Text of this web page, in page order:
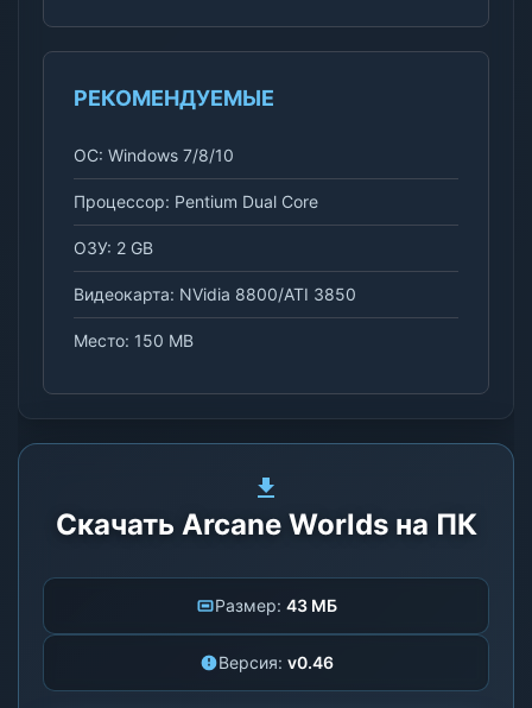
РЕКОМЕНДУЕМЫЕ
ОС: Windows 7/8/10
Процессор: Pentium Dual Core
ОЗУ: 2 GB
Видеокарта: NVidia 8800/ATI 3850
Место: 150 MB
Скачать Arcane Worlds на ПК
Размер: 43 МБ
Версия: v0.46